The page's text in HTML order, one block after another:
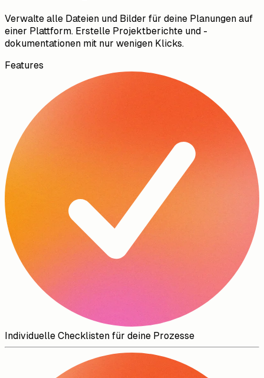
Verwalte alle Dateien und Bilder für deine Planungen auf
einer Plattform. Erstelle Projektberichte und -
dokumentationen mit nur wenigen Klicks.
Features
Individuelle Checklisten für deine Prozesse